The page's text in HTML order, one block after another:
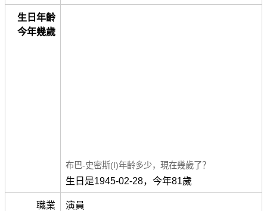
生日年齡
今年幾歲
布巴-史密斯(I)年齡多少，現在幾歲了？
生日是1945-02-28，今年81歲
職業 演員